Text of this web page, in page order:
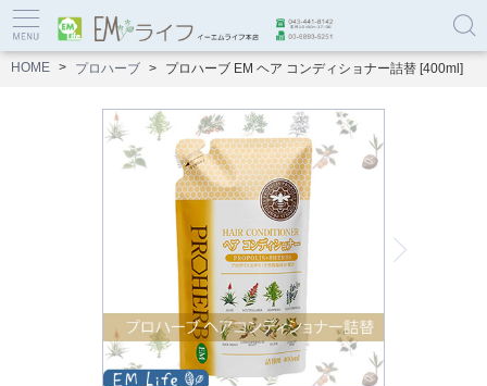
HOME プロハーブ プロハーブ EM ヘア コンディショナー詰替 [400ml]